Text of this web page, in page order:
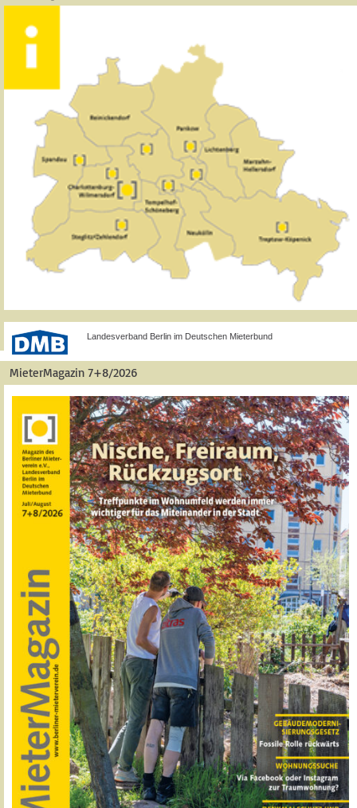
Landesverband Berlin im Deutschen Mieterbund
MieterMagazin 7+8/2026